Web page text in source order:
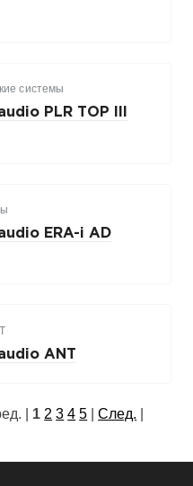
системы
PLR TOP III
ERA-i AD
ANT
| 1 2 3 4 5 |След.